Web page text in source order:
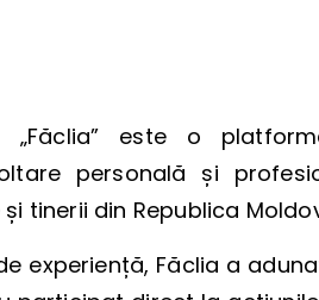
„Făclia” este o
personală și
tinerii din Republica
experiență, Făclia a